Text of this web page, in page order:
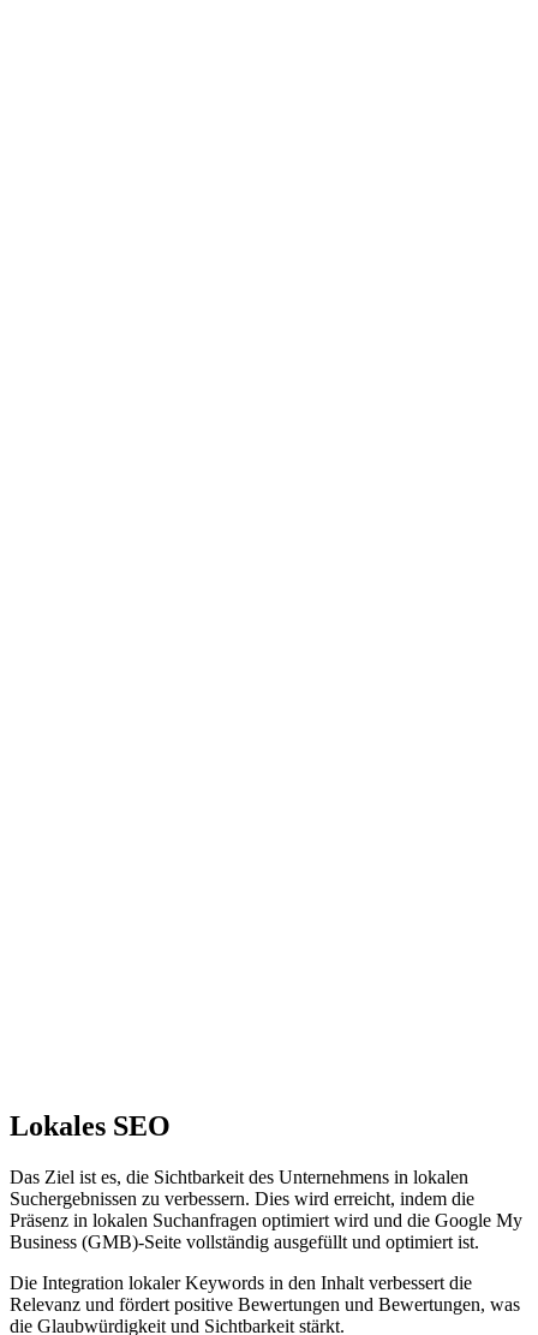
Lokales SEO
Das Ziel ist es, die Sichtbarkeit des Unternehmens in lokalen
Suchergebnissen zu verbessern. Dies wird erreicht, indem die
Präsenz in lokalen Suchanfragen optimiert wird und die Google My
Business (GMB)-Seite vollständig ausgefüllt und optimiert ist.
Die Integration lokaler Keywords in den Inhalt verbessert die
Relevanz und fördert positive Bewertungen und Bewertungen, was
die Glaubwürdigkeit und Sichtbarkeit stärkt.